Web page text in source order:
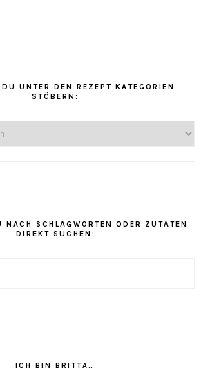
UNTER DEN REZEPT KATEGORIEN
STÖBERN:
NACH SCHLAGWORTEN ODER ZUTATEN
DIREKT SUCHEN:
ICH BIN BRITTA…